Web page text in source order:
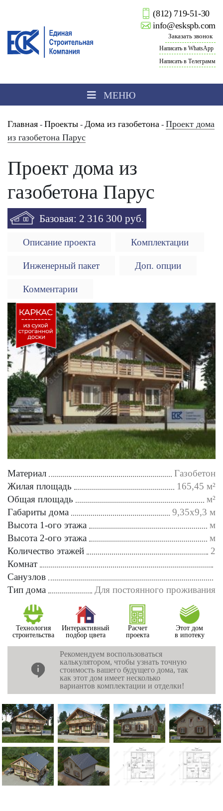
(812) 719-51-30
info@eskspb.com
Заказать звонок
Написать в WhatsApp
Написать в Телеграмм
МЕНЮ
Главная - Проекты - Дома из газобетона - Проект дома
из газобетона Парус
Проект дома из
газобетона Парус
Базовая: 2 316 300 руб.
Описание проекта Комплектации
Инженерный пакет Доп. опции
Комментарии
Материал
Газобетон
Жилая площадь
165,45 м²
Общая площадь
м²
Габариты дома
9,35х9,3 м
Высота 1-ого этажа
м
Высота 2-ого этажа
м
Количество этажей
2
Комнат
Санузлов
Тип дома
Для постоянного проживания
Технология
строительства
Интерактивный
подбор цвета
Расчет
проекта
Этот дом
в ипотеку
Рекомендуем воспользоваться
калькулятором, чтобы узнать точную
стоимость вашего будущего дома, так
как этот дом имеет несколько
вариантов комплектации и отделки!